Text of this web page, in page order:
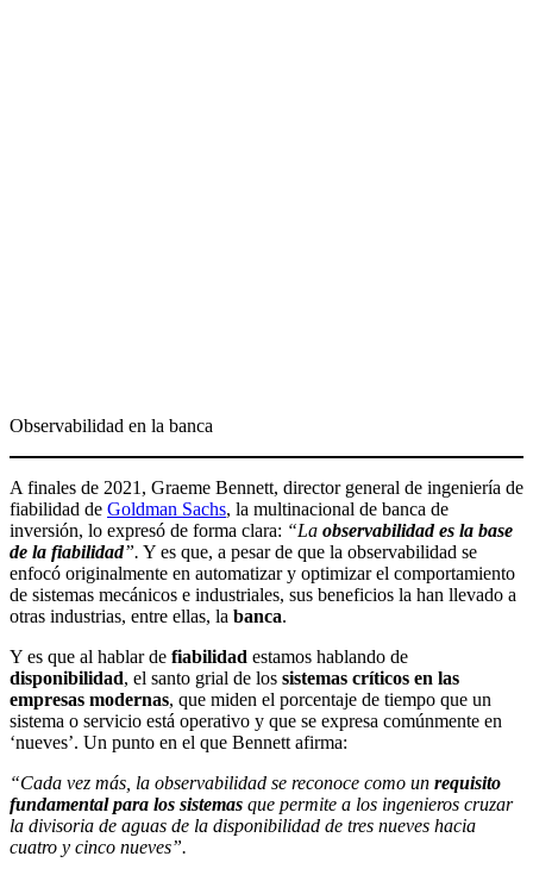
Observabilidad en la banca
A finales de 2021, Graeme Bennett, director general de ingeniería de
fiabilidad de Goldman Sachs, la multinacional de banca de
inversión, lo expresó de forma clara: “La observabilidad es la base
de la fiabilidad”. Y es que, a pesar de que la observabilidad se
enfocó originalmente en automatizar y optimizar el comportamiento
de sistemas mecánicos e industriales, sus beneficios la han llevado a
otras industrias, entre ellas, la banca.
Y es que al hablar de fiabilidad estamos hablando de
disponibilidad, el santo grial de los sistemas críticos en las
empresas modernas, que miden el porcentaje de tiempo que un
sistema o servicio está operativo y que se expresa comúnmente en
‘nueves’. Un punto en el que Bennett afirma:
“Cada vez más, la observabilidad se reconoce como un requisito
fundamental para los sistemas que permite a los ingenieros cruzar
la divisoria de aguas de la disponibilidad de tres nueves hacia
cuatro y cinco nueves”.